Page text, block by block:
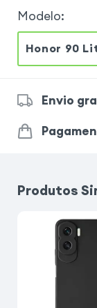
Modelo:
Honor 90
Envio
Produtos